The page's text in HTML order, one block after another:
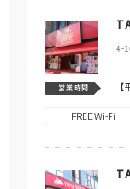
4-
営業時間 【
FREE Wi-Fi